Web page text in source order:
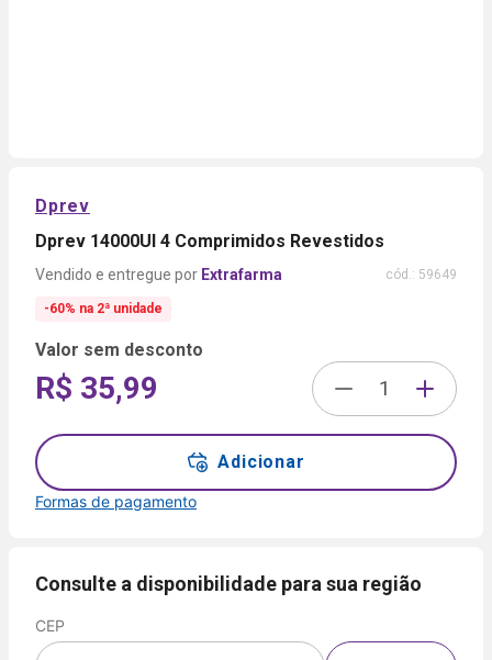
Dprev
Dprev 14000UI 4 Comprimidos Revestidos
Extrafarma cód.: 59649
-60% na 2ª unidade
Valor sem desconto
R$ 35,99
Adicionar
Formas de pagamento
de
Voltar
Consulte a disponibilidade para sua região
CEP